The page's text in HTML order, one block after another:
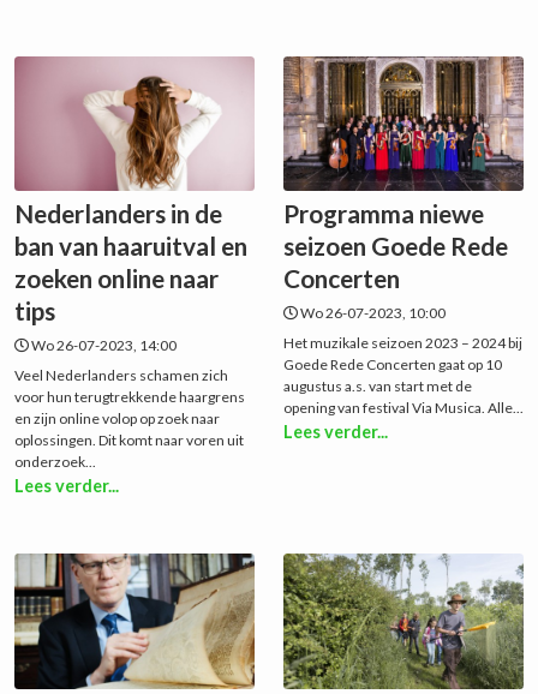
Nederlanders in de
ban van haaruitval en
zoeken online naar
tips
Wo 26-07-2023, 14:00
Veel Nederlanders schamen zich
voor hun terugtrekkende haargrens
en zijn online volop op zoek naar
oplossingen. Dit komt naar voren uit
onderzoek...
Lees verder...
Programma niewe
seizoen Goede Rede
Concerten
Wo 26-07-2023, 10:00
Het muzikale seizoen 2023 – 2024 bij
Goede Rede Concerten gaat op 10
augustus a.s. van start met de
opening van festival Via Musica. Alle...
Lees verder...